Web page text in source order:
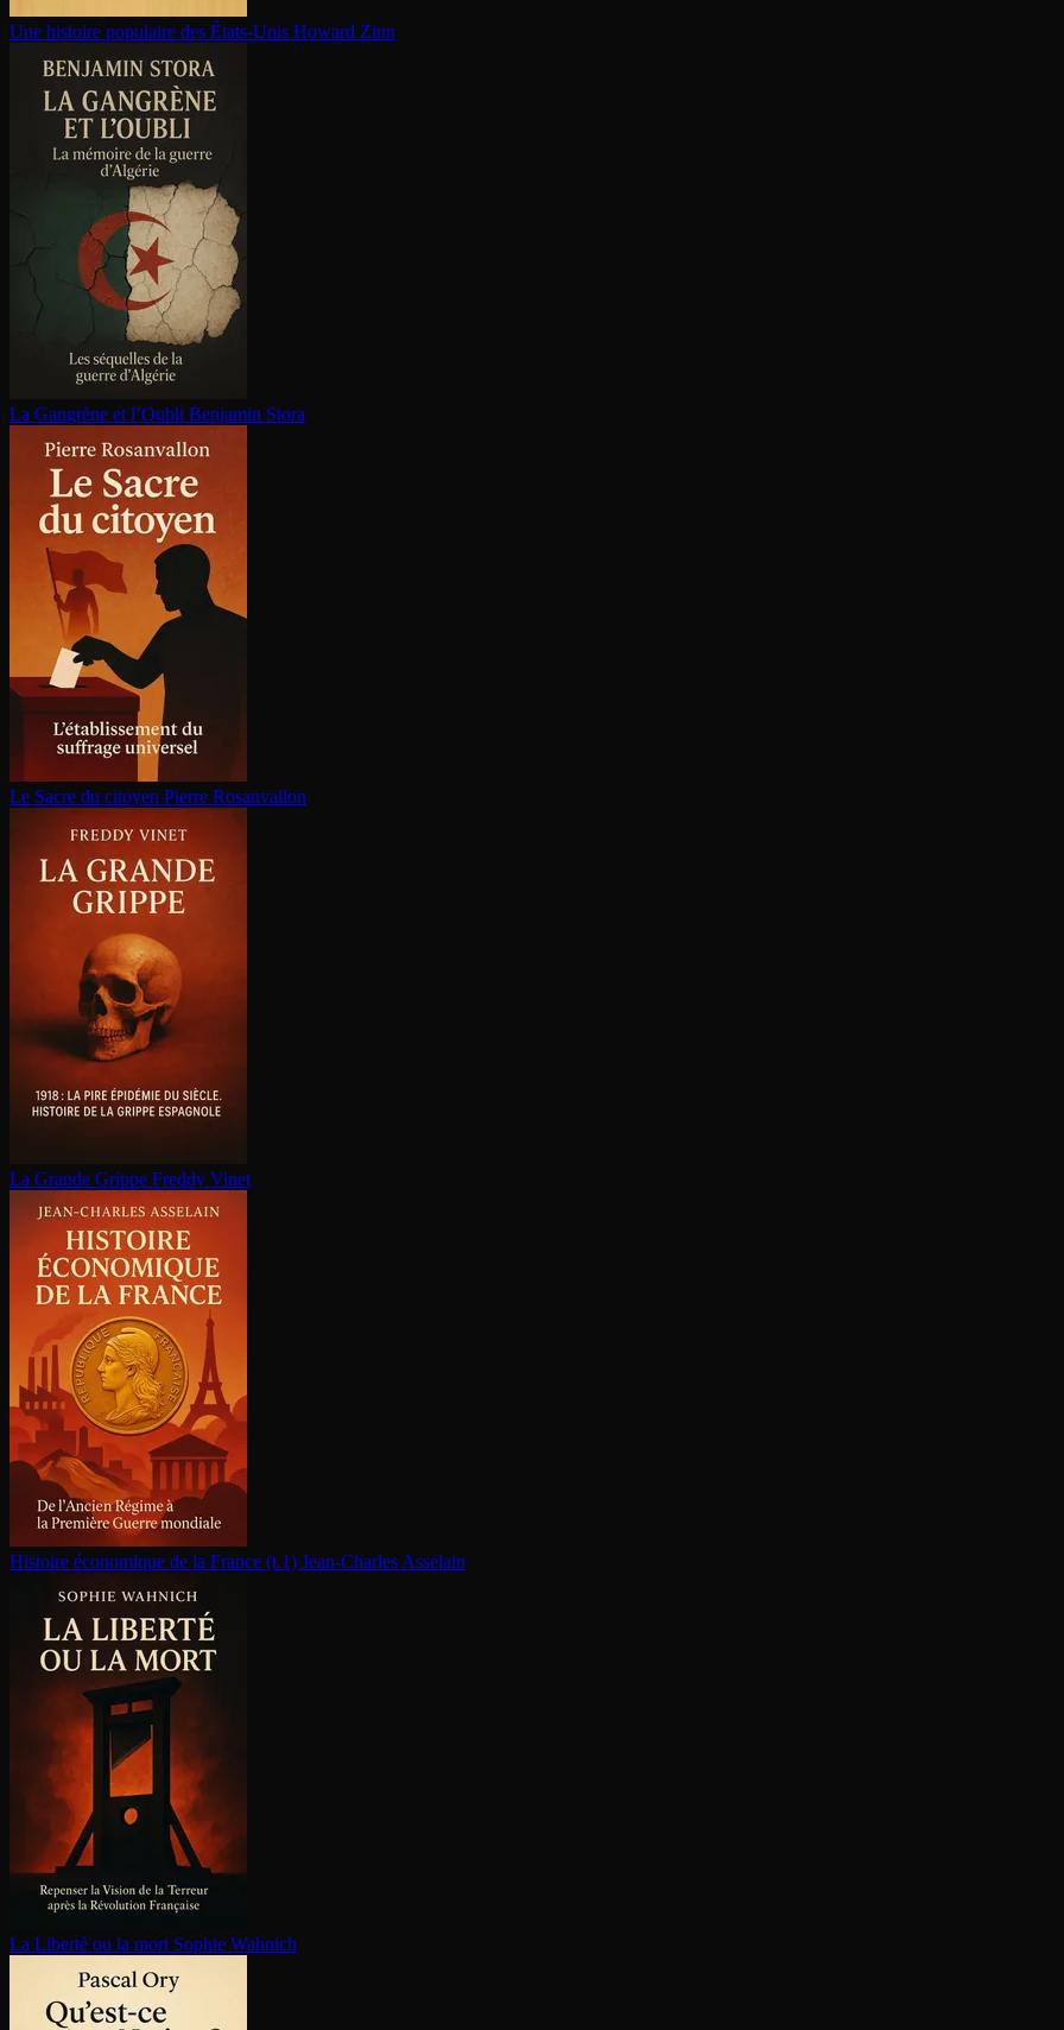
Une histoire populaire des États-Unis Howard Zinn
La Gangrène et l’Oubli Benjamin Stora
Le Sacre du citoyen Pierre Rosanvallon
La Grande Grippe Freddy Vinet
Histoire économique de la France (t.1) Jean-Charles Asselain
La Liberté ou la mort Sophie Wahnich